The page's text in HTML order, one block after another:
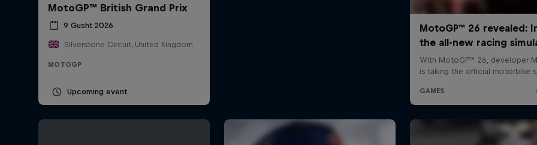
MotoGP™ British Grand Prix
9 Gusht 2026
Silverstone Circuit, United Kingdom
MOTOGP
Upcoming event